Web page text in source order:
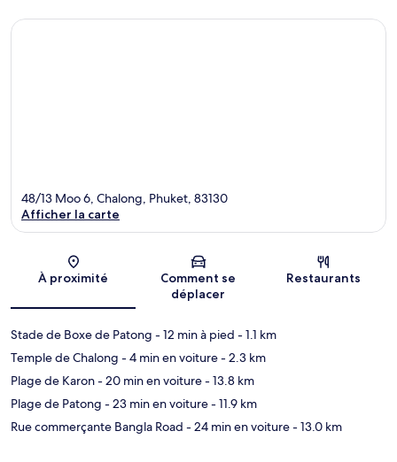
Carte
48/13 Moo 6, Chalong, Phuket, 83130
Afficher la carte
À proximité
Comment se
déplacer
Restaurants
Stade de Boxe de Patong - 12 min à pied - 1.1 km
Temple de Chalong - 4 min en voiture- 2.3 km
Plage de Karon- 20 min en voiture- 13.8 km
Plage de Patong - 23 min en voiture- 11.9 km
Rue commerçante Bangla Road - 24 min en voiture- 13.0 km